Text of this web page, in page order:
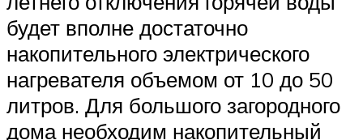
будет вполне достаточно
накопительного электрического
нагревателя объемом от 10 до 50
литров. Для большого загородного
дома необходим накопительный